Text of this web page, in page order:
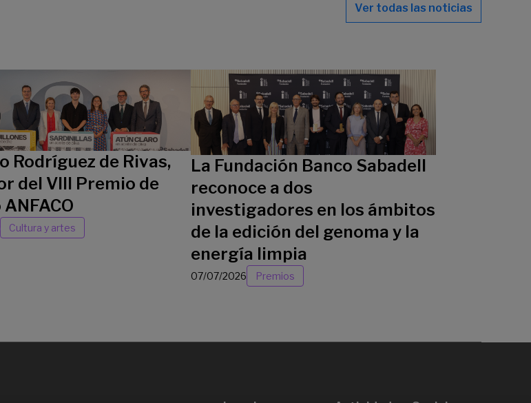
Ver todas las noticias
Rodríguez de Rivas,
del VIII Premio de
Cultura y artes
La Fundación Banco Sabadell
reconoce a dos
investigadores en los ámbitos
de la edición del genoma y la
energía limpia
07/07/2026 Premios